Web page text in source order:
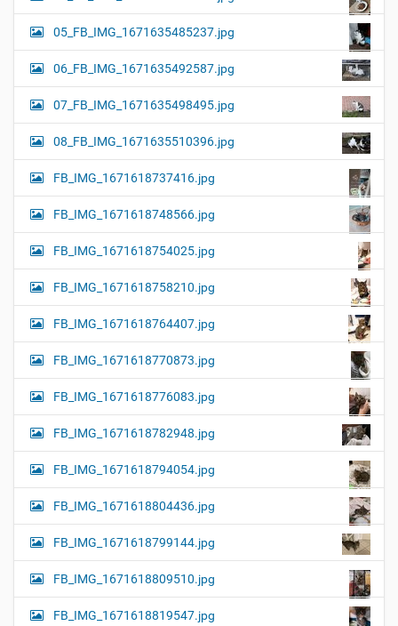
05_FB_IMG_1671635485237.jpg
06_FB_IMG_1671635492587.jpg
07_FB_IMG_1671635498495.jpg
08_FB_IMG_1671635510396.jpg
FB_IMG_1671618737416.jpg
FB_IMG_1671618748566.jpg
FB_IMG_1671618754025.jpg
FB_IMG_1671618758210.jpg
FB_IMG_1671618764407.jpg
FB_IMG_1671618770873.jpg
FB_IMG_1671618776083.jpg
FB_IMG_1671618782948.jpg
FB_IMG_1671618794054.jpg
FB_IMG_1671618804436.jpg
FB_IMG_1671618799144.jpg
FB_IMG_1671618809510.jpg
FB_IMG_1671618819547.jpg